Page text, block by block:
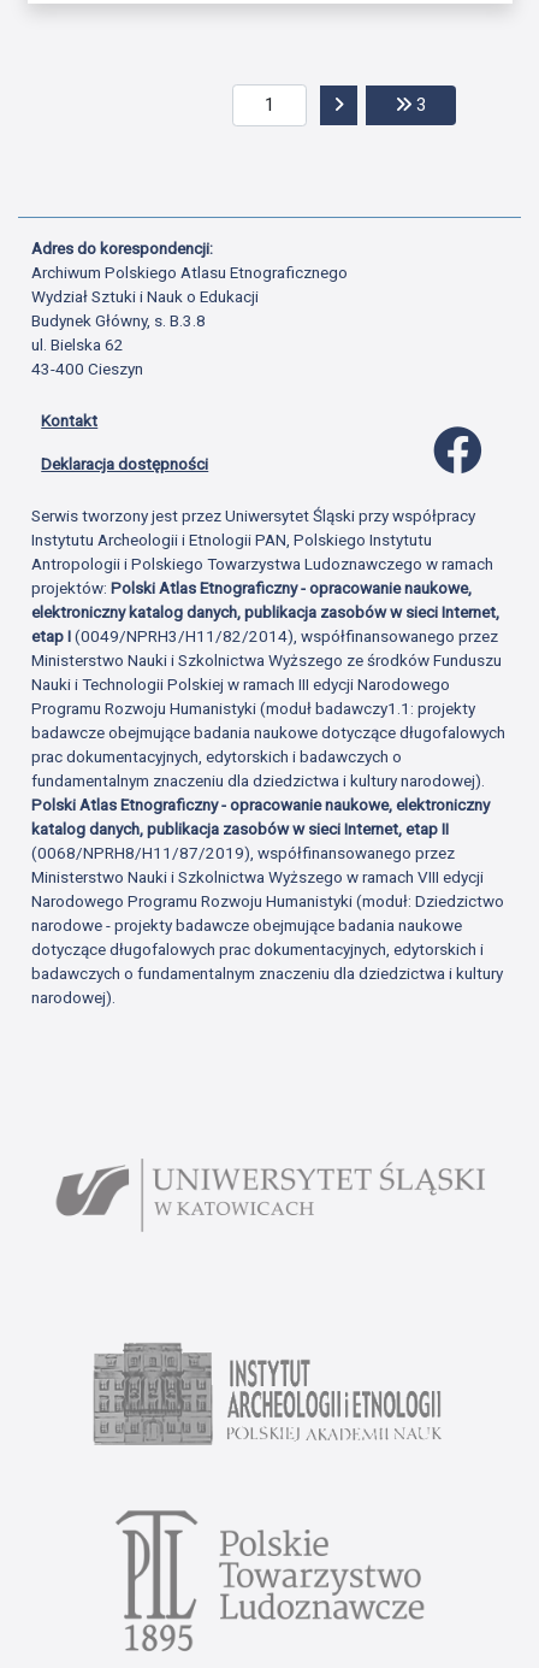
Przejdź do następnej
3
Adres do korespondencji:
Archiwum Polskiego Atlasu Etnograficznego
Wydział Sztuki i Nauk o Edukacji
Budynek Główny, s. B.3.8
ul. Bielska 62
43-400 Cieszyn
Kontakt
Deklaracja dostępności
Serwis tworzony jest przez Uniwersytet Śląski przy współpracy
Instytutu Archeologii i Etnologii PAN, Polskiego Instytutu
Antropologii i Polskiego Towarzystwa Ludoznawczego w ramach
projektów:Polski Atlas Etnograficzny - opracowanie naukowe,
elektroniczny katalog danych, publikacja zasobów w sieci Internet,
etap I(0049/NPRH3/H11/82/2014), współfinansowanego przez
Ministerstwo Nauki i Szkolnictwa Wyższego ze środków Funduszu
Nauki i Technologii Polskiej w ramach III edycji Narodowego
Programu Rozwoju Humanistyki (moduł badawczy1.1: projekty
badawcze obejmujące badania naukowe dotyczące długofalowych
prac dokumentacyjnych, edytorskich i badawczych o
fundamentalnym znaczeniu dla dziedzictwa i kultury narodowej).
Polski Atlas Etnograficzny - opracowanie naukowe, elektroniczny
katalog danych, publikacja zasobów w sieci Internet, etap II
(0068/NPRH8/H11/87/2019), współfinansowanego przez
Ministerstwo Nauki i Szkolnictwa Wyższego w ramach VIII edycji
Narodowego Programu Rozwoju Humanistyki (moduł: Dziedzictwo
narodowe - projekty badawcze obejmujące badania naukowe
dotyczące długofalowych prac dokumentacyjnych, edytorskich i
badawczych o fundamentalnym znaczeniu dla dziedzictwa i kultury
narodowej).